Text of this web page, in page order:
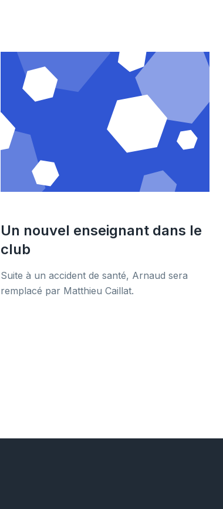
Un nouvel enseignant dans le
club
Suite à un accident de santé, Arnaud sera
remplacé par Matthieu Caillat.